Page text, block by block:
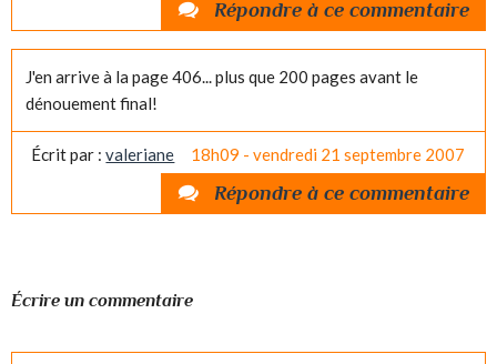
Répondre à ce commentaire
J'en arrive à la page 406... plus que 200 pages avant le
dénouement final!
Écrit par :valeriane 18h09 - vendredi 21 septembre 2007
Répondre à ce commentaire
Écrire un commentaire